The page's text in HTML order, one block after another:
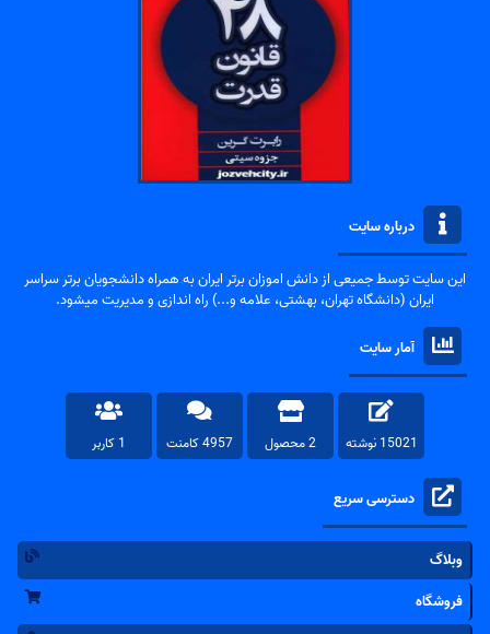
درباره سایت
این سایت توسط جمیعی از دانش اموزان برتر ایران به همراه دانشجویان برتر سراسر
ایران (دانشگاه تهران، بهشتی، علامه و...) راه اندازی و مدیریت میشود.
آمار سایت
15021 نوشته 2 محصول 4957 کامنت 1 کاربر
دسترسی سریع
وبلاگ
فروشگاه